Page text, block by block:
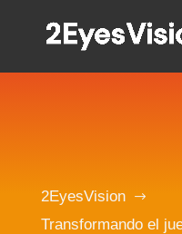
2EyesVision $
Transformando el